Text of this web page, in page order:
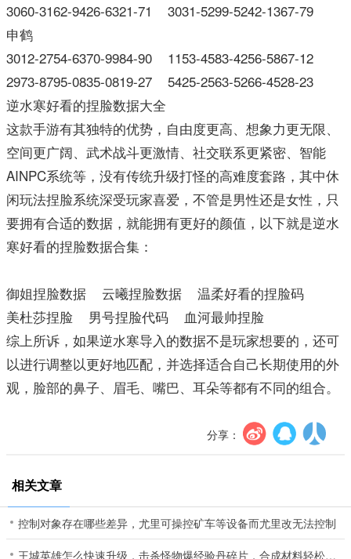
3060-3162-9426-6321-71 3031-5299-5242-1367-79
申鹤
3012-2754-6370-9984-90 1153-4583-4256-5867-12
2973-8795-0835-0819-27 5425-2563-5266-4528-23
逆水寒好看的捏脸数据大全
这款手游有其独特的优势，自由度更高、想象力更无限、
空间更广阔、武术战斗更激情、社交联系更紧密、智能
AINPC系统等，没有传统升级打怪的高难度套路，其中休
闲玩法捏脸系统深受玩家喜爱，不管是男性还是女性，只
要拥有合适的数据，就能拥有更好的颜值，以下就是逆水
寒好看的捏脸数据合集：
御姐捏脸数据 云曦捏脸数据 温柔好看的捏脸码
美杜莎捏脸 男号捏脸代码 血河最帅捏脸
综上所诉，如果逆水寒导入的数据不是玩家想要的，还可
以进行调整以更好地匹配，并选择适合自己长期使用的外
观，脸部的鼻子、眉毛、嘴巴、耳朵等都有不同的组合。
分享：
相关文章
控制对象存在哪些差异，尤里可操控矿车等设备而尤里改无法控制
王城英雄怎么快速升级，击杀怪物爆经验丹碎片，合成材料轻松提升等级